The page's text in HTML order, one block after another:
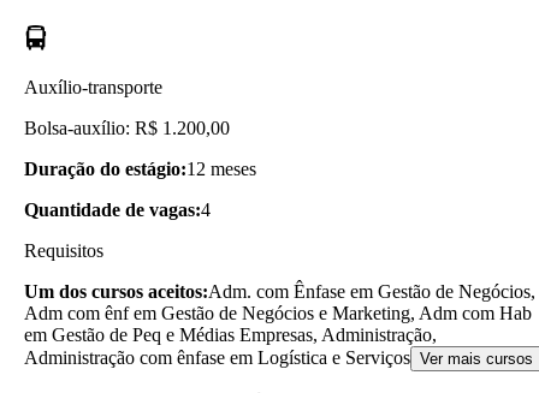
Auxílio-transporte
Bolsa-auxílio: R$ 1.200,00
Duração do estágio:12 meses
Quantidade de vagas:4
Requisitos
Um dos cursos aceitos:Adm. com Ênfase em Gestão de Negócios,
Adm com ênf em Gestão de Negócios e Marketing, Adm com Hab
em Gestão de Peq e Médias Empresas, Administração,
Administração com ênfase em Logística e Serviços Ver mais cursos